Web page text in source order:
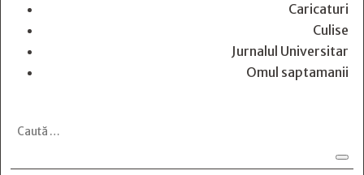
Caricaturi
Culise
Jurnalul Universitar
Omul saptamanii